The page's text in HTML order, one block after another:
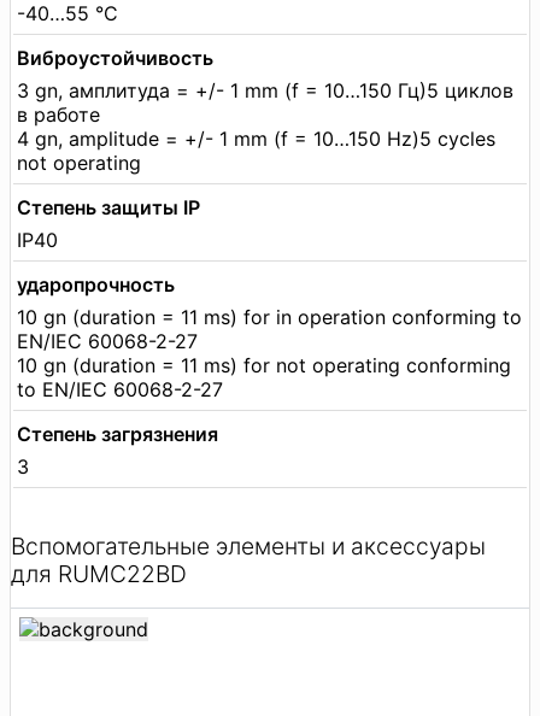
-40…55 °C
Виброустойчивость
3 gn, амплитуда = +/- 1 mm (f = 10…150 Гц)5 циклов
в работе
4 gn, amplitude = +/- 1 mm (f = 10…150 Hz)5 cycles
not operating
Степень защиты IP
IP40
ударопрочность
10 gn (duration = 11 ms) for in operation conforming to
EN/IEC 60068-2-27
10 gn (duration = 11 ms) for not operating conforming
to EN/IEC 60068-2-27
Степень загрязнения
3
Вспомогательные элементы и аксессуары
для RUMC22BD